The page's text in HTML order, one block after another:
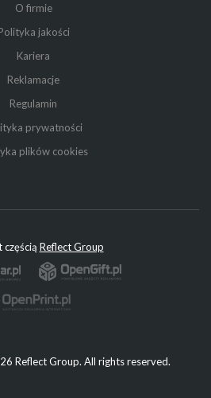
O firmie
jakości
Kariera
Reklamacje
Regulamin
prywatności
plików cookies
częścią Reflect Group
Reflect Group. All rights reserved.